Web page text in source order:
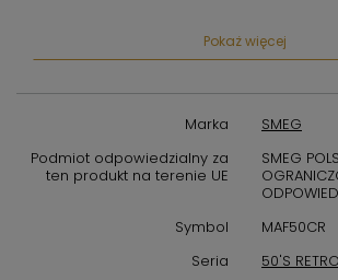
Bateria kuchenna SMEG Retro MAF50CR
powodzeniem stanie się ozdobą każdej
dodając im ciepła i elegancji. Bateria
jakości materiałów, odpornych na
mechaniczne, co zapewnia odpowiednią
baterię kuchenną z filtrem
zdrowie i wygodę swojej rodziny. Produkt
Pokaż więcej
Marka
SMEG
Podmiot odpowiedzialny za
ten produkt na terenie UE
SMEG
Symbol
MAF50CR
Seria
50'S